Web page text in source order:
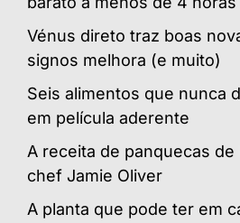
Vénus direto traz boas
signos melhora (e muito)
Seis alimentos que nunca
em película aderente
A receita de panquecas
chef Jamie Oliver
A planta que pode ter em